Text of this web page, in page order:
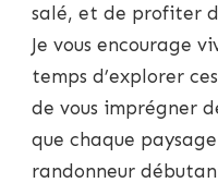
salé, et de profiter
Je vous encourage
temps d’explorer
de vous imprégner
que chaque
randonneur